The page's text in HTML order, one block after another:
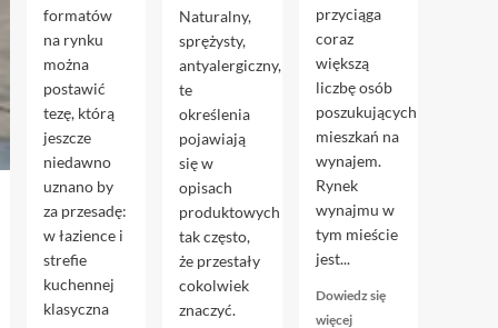
formatów
na rynku
można
postawić
tezę, którą
jeszcze
niedawno
uznano by
za przesadę:
w łazience i
strefie
kuchennej
klasyczna
Naturalny,
sprężysty,
antyalergiczny,
te
określenia
pojawiają
się w
opisach
produktowych
tak często,
że przestały
cokolwiek
znaczyć.
przyciąga
coraz
większą
liczbę osób
poszukujących
mieszkań na
wynajem.
Rynek
wynajmu w
tym mieście
jest...
Dowiedz się
więcejDowiedz